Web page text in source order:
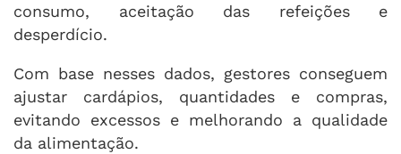
consumo, aceitação das refeições e
desperdício.
Com base nesses dados, gestores conseguem
ajustar cardápios, quantidades e compras,
evitando excessos e melhorando a qualidade
da alimentação.